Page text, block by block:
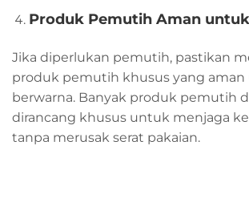
Produk Pemutih Aman
Jika diperlukan pemutih, pastikan
produk pemutih khusus yang aman
berwarna. Banyak produk pemutih
dirancang khusus untuk menjaga
tanpa merusak serat pakaian.